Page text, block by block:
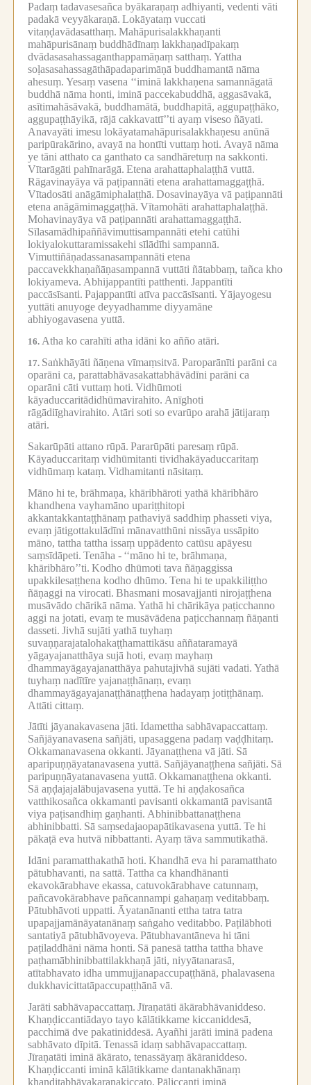
Padaṃ tadavasesañca byākaraṇaṃ adhiyanti, vedenti vāti
padakā veyyākaraṇā. Lokāyataṃ vuccati
vitaṇḍavādasatthaṃ. Mahāpurisalakkhaṇanti
mahāpurisānaṃ buddhādīnaṃ lakkhaṇadīpakaṃ
dvādasasahassaganthappamāṇaṃ satthaṃ. Yattha
soḷasasahassagāthāpadaparimāṇā buddhamantā nāma
ahesuṃ. Yesaṃ vasena ‘‘iminā lakkhaṇena samannāgatā
buddhā nāma honti, iminā paccekabuddhā, aggasāvakā,
asītimahāsāvakā, buddhamātā, buddhapitā, aggupaṭṭhāko,
aggupaṭṭhāyikā, rājā cakkavattī’’ti ayaṃ viseso ñāyati.
Anavayāti imesu lokāyatamahāpurisalakkhaṇesu anūnā
paripūrakārino, avayā na hontīti vuttaṃ hoti. Avayā nāma
ye tāni atthato ca ganthato ca sandhāretuṃ na sakkonti.
Vītarāgāti pahīnarāgā. Etena arahattaphalaṭṭhā vuttā.
Rāgavinayāya vā paṭipannāti etena arahattamaggaṭṭhā.
Vītadosāti anāgāmiphalaṭṭhā. Dosavinayāya vā paṭipannāti
etena anāgāmimaggaṭṭhā. Vītamohāti arahattaphalaṭṭhā.
Mohavinayāya vā paṭipannāti arahattamaggaṭṭhā.
Sīlasamādhipaññāvimuttisampannāti etehi catūhi
lokiyalokuttaramissakehi sīlādīhi sampannā.
Vimuttiñāṇadassanasampannāti etena
paccavekkhaṇañāṇasampannā vuttāti ñātabbaṃ, tañca kho
lokiyameva. Abhijappantīti patthenti. Jappantīti
paccāsīsanti. Pajappantīti atīva paccāsīsanti. Yājayogesu
yuttāti anuyoge deyyadhamme diyyamāne
abhiyogavasena yuttā.
16. Atha ko carahīti atha idāni ko añño atāri.
17. Saṅkhāyāti ñāṇena vīmaṃsitvā. Paroparānīti parāni ca
oparāni ca, parattabhāvasakattabhāvādīni parāni ca
oparāni cāti vuttaṃ hoti. Vidhūmoti
kāyaduccaritādidhūmavirahito. Anīghoti
rāgādiīghavirahito. Atāri soti so evarūpo arahā jātijaraṃ
atāri.
Sakarūpāti attano rūpā. Pararūpāti paresaṃ rūpā.
Kāyaduccaritaṃ vidhūmitanti tividhakāyaduccaritaṃ
vidhūmaṃ kataṃ. Vidhamitanti nāsitaṃ.
Māno hi te, brāhmaṇa, khāribhāroti yathā khāribhāro
khandhena vayhamāno upariṭṭhitopi
akkantakkantaṭṭhānaṃ pathaviyā saddhiṃ phasseti viya,
evaṃ jātigottakulādīni mānavatthūni nissāya ussāpito
māno, tattha tattha issaṃ uppādento catūsu apāyesu
saṃsīdāpeti. Tenāha - ‘‘māno hi te, brāhmaṇa,
khāribhāro’’ti. Kodho dhūmoti tava ñāṇaggissa
upakkilesaṭṭhena kodho dhūmo. Tena hi te upakkiliṭṭho
ñāṇaggi na virocati. Bhasmani mosavajjanti nirojaṭṭhena
musāvādo chārikā nāma. Yathā hi chārikāya paṭicchanno
aggi na jotati, evaṃ te musāvādena paṭicchannaṃ ñāṇanti
dasseti. Jivhā sujāti yathā tuyhaṃ
suvaṇṇarajatalohakaṭṭhamattikāsu aññataramayā
yāgayajanatthāya sujā hoti, evaṃ mayhaṃ
dhammayāgayajanatthāya pahutajivhā sujāti vadati. Yathā
tuyhaṃ nadītīre yajanaṭṭhānaṃ, evaṃ
dhammayāgayajanaṭṭhānaṭṭhena hadayaṃ jotiṭṭhānaṃ.
Attāti cittaṃ.
Jātīti jāyanakavasena jāti. Idamettha sabhāvapaccattaṃ.
Sañjāyanavasena sañjāti, upasaggena padaṃ vaḍḍhitaṃ.
Okkamanavasena okkanti. Jāyanaṭṭhena vā jāti. Sā
aparipuṇṇāyatanavasena yuttā. Sañjāyanaṭṭhena sañjāti. Sā
paripuṇṇāyatanavasena yuttā. Okkamanaṭṭhena okkanti.
Sā aṇḍajajalābujavasena yuttā. Te hi aṇḍakosañca
vatthikosañca okkamanti pavisanti okkamantā pavisantā
viya paṭisandhiṃ gaṇhanti. Abhinibbattanaṭṭhena
abhinibbatti. Sā saṃsedajaopapātikavasena yuttā. Te hi
pākaṭā eva hutvā nibbattanti. Ayaṃ tāva sammutikathā.
Idāni paramatthakathā hoti. Khandhā eva hi paramatthato
pātubhavanti, na sattā. Tattha ca khandhānanti
ekavokārabhave ekassa, catuvokārabhave catunnaṃ,
pañcavokārabhave pañcannampi gahaṇaṃ veditabbaṃ.
Pātubhāvoti uppatti. Āyatanānanti ettha tatra tatra
upapajjamānāyatanānaṃ saṅgaho veditabbo. Paṭilābhoti
santatiyā pātubhāvoyeva. Pātubhavantāneva hi tāni
paṭiladdhāni nāma honti. Sā panesā tattha tattha bhave
paṭhamābhinibbattilakkhaṇā jāti, niyyātanarasā,
atītabhavato idha ummujjanapaccupaṭṭhānā, phalavasena
dukkhavicittatāpaccupaṭṭhānā vā.
Jarāti sabhāvapaccattaṃ. Jīraṇatāti ākārabhāvaniddeso.
Khaṇḍiccantiādayo tayo kālātikkame kiccaniddesā,
pacchimā dve pakatiniddesā. Ayañhi jarāti iminā padena
sabhāvato dīpitā. Tenassā idaṃ sabhāvapaccattaṃ.
Jīraṇatāti iminā ākārato, tenassāyaṃ ākāraniddeso.
Khaṇḍiccanti iminā kālātikkame dantanakhānaṃ
khaṇḍitabhāvakaraṇakiccato. Pāliccanti iminā